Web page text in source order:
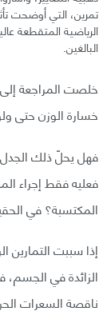
تمرين، التي أوضحت
الرياضية المتقطعة
البالغين.
خلصت المراجعة إلى
خسارة الوزن حتى
فهل يحلّ ذلك
فعليه فقط إجراء
المكتسبة؟ في
إذا سببت التمارين
الزائدة في الجسم،
ناقصة السعرات